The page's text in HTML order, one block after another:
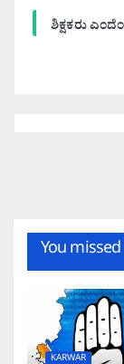
ಶಿಕ್ಷಕರು
You missed
KARWAR